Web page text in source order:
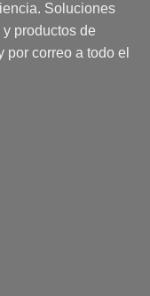
Soluciones
productos de
correo a todo el